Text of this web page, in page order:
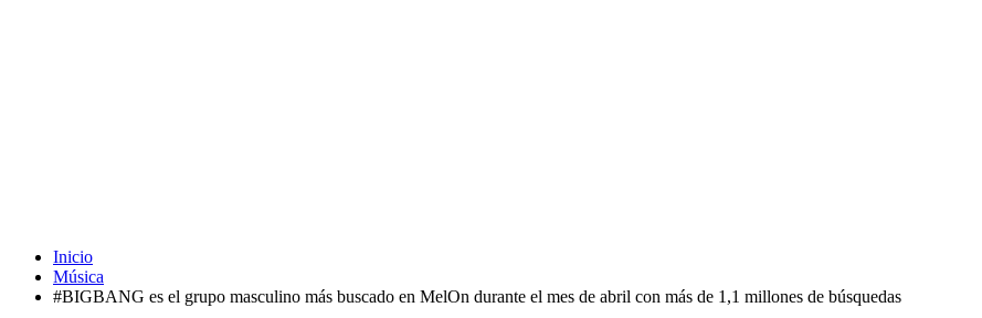
Inicio
Música
#BIGBANG es el grupo masculino más buscado en MelOn durante el mes de abril con más de 1,1 millones de búsquedas